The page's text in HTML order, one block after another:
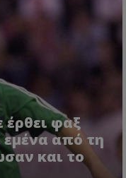
φαξ
από τη
και το